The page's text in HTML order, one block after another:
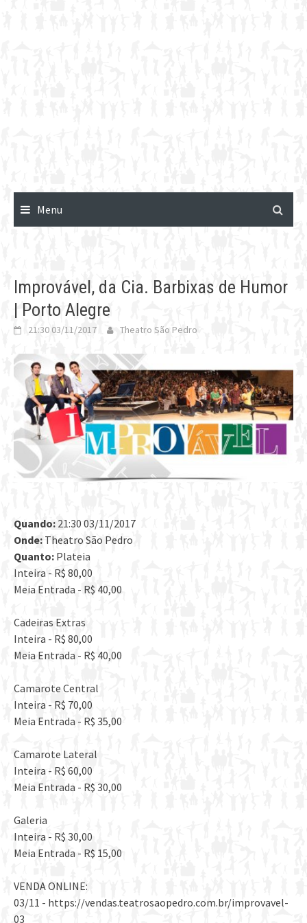
Menu
Improvável, da Cia. Barbixas de Humor
| Porto Alegre
21:30 03/11/2017 Theatro São Pedro
Quando: 21:30 03/11/2017
Onde: Theatro São Pedro
Quanto: Plateia
Inteira - R$ 80,00
Meia Entrada - R$ 40,00
Cadeiras Extras
Inteira - R$ 80,00
Meia Entrada - R$ 40,00
Camarote Central
Inteira - R$ 70,00
Meia Entrada - R$ 35,00
Camarote Lateral
Inteira - R$ 60,00
Meia Entrada - R$ 30,00
Galeria
Inteira - R$ 30,00
Meia Entrada - R$ 15,00
VENDA ONLINE:
03/11 - https://vendas.teatrosaopedro.com.br/improvavel-
03